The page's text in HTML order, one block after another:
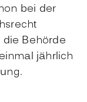
bei der
Behörde
jährlich